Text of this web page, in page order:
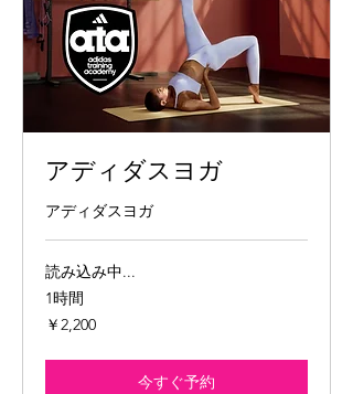
アディダスヨガ
アディダスヨガ
読み込み中...
1時間
2,200
円
￥2,200
今すぐ予約